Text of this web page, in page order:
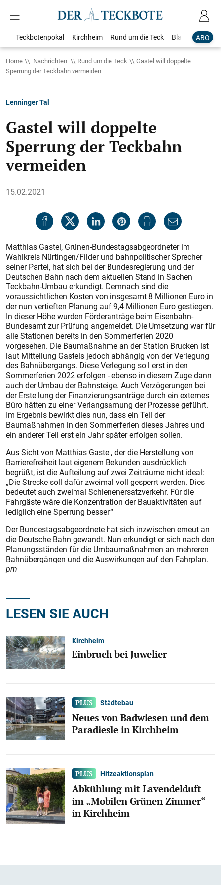
ABO
Teckbotenpokal Kirchheim Rund um die Teck Blaulicht
Home Nachrichten Rund um die Teck
Gastel will doppelte
Sperrung der Teckbahn vermeiden
Lenninger Tal
Gastel will doppelte
Sperrung der Teckbahn
vermeiden
15.02.2021
Matthias Gastel, Grünen-Bundestagsabgeordneter im
Wahlkreis Nürtingen/Filder und bahnpolitischer Sprecher
seiner Partei, hat sich bei der Bundesregierung und der
Deutschen Bahn nach dem aktuellen Stand in Sachen
Teckbahn-Umbau erkundigt. Demnach sind die
voraussichtlichen Kosten von insgesamt 8 Millionen Euro in
der nun vertieften Planung auf 9,4 Millionen Euro gestiegen.
In dieser Höhe wurden Förderanträge beim Eisenbahn-
Bundesamt zur Prüfung angemeldet. Die Umsetzung war für
alle Stationen bereits in den Sommerferien 2020
vorgesehen. Die Baumaßnahme an der Station Brucken ist
laut Mitteilung Gastels jedoch abhängig von der Verlegung
des Bahnübergangs. Diese Verlegung soll erst in den
Sommerferien 2022 erfolgen - ebenso in diesem Zuge dann
auch der Umbau der Bahnsteige. Auch Verzögerungen bei
der Erstellung der Finanzierungsanträge durch ein externes
Büro hätten zu einer Verlangsamung der Prozesse geführt.
Im Ergebnis bewirkt dies nun, dass ein Teil der
Baumaßnahmen in den Sommerferien dieses Jahres und
ein anderer Teil erst ein Jahr später erfolgen sollen.
Aus Sicht von Matthias Gastel, der die Herstellung von
Barrierefreiheit laut eigenem Bekunden ausdrücklich
begrüßt, ist die Aufteilung auf zwei Zeiträume nicht ideal:
„Die Strecke soll dafür zweimal voll gesperrt werden. Dies
bedeutet auch zweimal Schienenersatzverkehr. Für die
Fahrgäste wäre die Konzentration der Bauaktivitäten auf
lediglich eine Sperrung besser.“
Der Bundestagsabgeordnete hat sich inzwischen erneut an
die Deutsche Bahn gewandt. Nun erkundigt er sich nach den
Planungsständen für die Umbaumaßnahmen an mehreren
Bahnübergängen und die Auswirkungen auf den Fahrplan.
pm
LESEN SIE AUCH
Kirchheim
Einbruch bei Juwelier
Städtebau
Neues von Badwiesen und dem
Paradiesle in Kirchheim
Hitzeaktionsplan
Abkühlung mit Lavendelduft
im „Mobilen Grünen Zimmer“
in Kirchheim